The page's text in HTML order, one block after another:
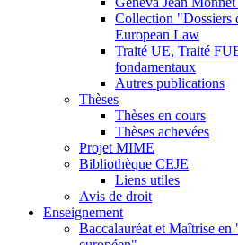
Collection "Dossiers
European Law
Traité UE, Traité
fondamentaux
Autres publications
Thèses
Thèses en cours
Thèses achevées
Projet MIME
Bibliothèque CEJE
Liens utiles
Avis de droit
Enseignement
Baccalauréat et Maîtrise